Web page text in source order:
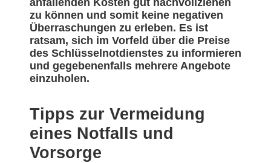
anfallenden Kosten gut nachvollziehen
zu können und somit keine negativen
Überraschungen zu erleben. Es ist
ratsam, sich im Vorfeld über die Preise
des Schlüsselnotdienstes zu informieren
und gegebenenfalls mehrere Angebote
einzuholen.
Tipps zur Vermeidung
eines Notfalls und
Vorsorge